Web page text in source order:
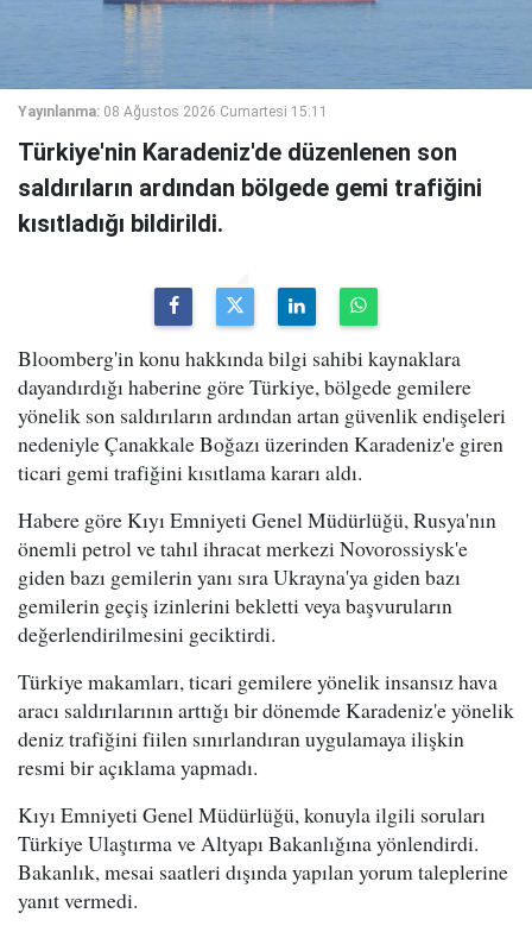
Yayınlanma: 08 Ağustos 2026 Cumartesi 15:11
Türkiye'nin Karadeniz'de düzenlenen son
saldırıların ardından bölgede gemi trafiğini
kısıtladığı bildirildi.
Bloomberg'in konu hakkında bilgi sahibi kaynaklara
dayandırdığı haberine göre Türkiye, bölgede gemilere
yönelik son saldırıların ardından artan güvenlik endişeleri
nedeniyle Çanakkale Boğazı üzerinden Karadeniz'e giren
ticari gemi trafiğini kısıtlama kararı aldı.
Habere göre Kıyı Emniyeti Genel Müdürlüğü, Rusya'nın
önemli petrol ve tahıl ihracat merkezi Novorossiysk'e
giden bazı gemilerin yanı sıra Ukrayna'ya giden bazı
gemilerin geçiş izinlerini bekletti veya başvuruların
değerlendirilmesini geciktirdi.
Türkiye makamları, ticari gemilere yönelik insansız hava
aracı saldırılarının arttığı bir dönemde Karadeniz'e yönelik
deniz trafiğini fiilen sınırlandıran uygulamaya ilişkin
resmi bir açıklama yapmadı.
Kıyı Emniyeti Genel Müdürlüğü, konuyla ilgili soruları
Türkiye Ulaştırma ve Altyapı Bakanlığına yönlendirdi.
Bakanlık, mesai saatleri dışında yapılan yorum taleplerine
yanıt vermedi.